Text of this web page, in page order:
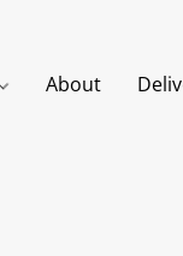
About